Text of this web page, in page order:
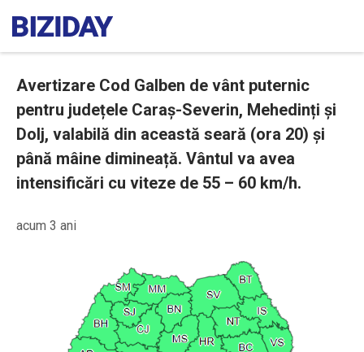
Avertizare Cod Galben de vânt puternic
pentru județele Caraș-Severin, Mehedinți și
Dolj, valabilă din această seară (ora 20) și
până mâine dimineață. Vântul va avea
intensificări cu viteze de 55 – 60 km/h.
acum 3 ani